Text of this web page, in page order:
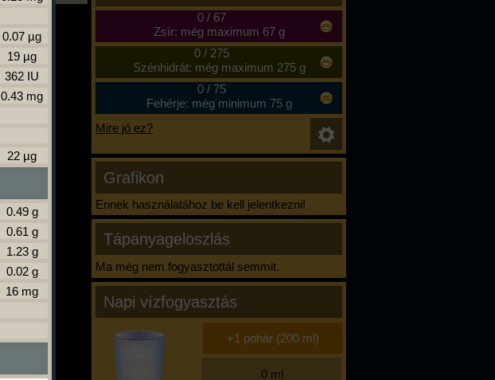
0/ 67
Zsír: még maximum 67 g
0/ 275
Szénhidrát: még maximum 275 g
0/ 75
Fehérje: még minimum 75 g
Mire jó ez?
Grafikon
Ennek használatához be kell jelentkezni!
Tápanyageloszlás
Ma még nem fogyasztottál semmit.
Napi vízfogyasztás